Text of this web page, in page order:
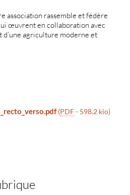
association rassemble et fédère
œuvrent en collaboration avec
d’une agriculture moderne et
(PDF- 598.2 kio)